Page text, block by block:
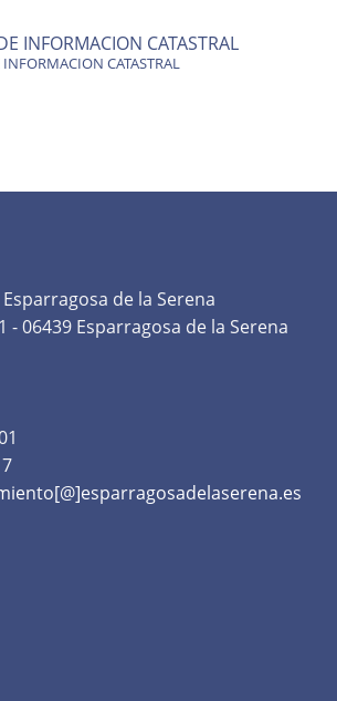
INFORMACION CATASTRAL
CATASTRAL
de la Serena
- 06439 Esparragosa de la Serena